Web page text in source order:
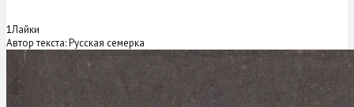
1Лайки
Автор текста: Русская семерка